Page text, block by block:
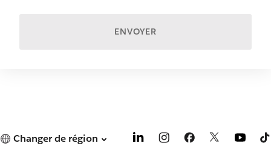
ENVOYER
Changer de région